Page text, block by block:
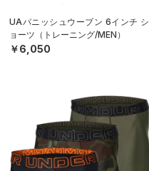
UAバニッシュウーブン 6インチ シ
ョーツ（トレーニング/MEN）
￥6,050